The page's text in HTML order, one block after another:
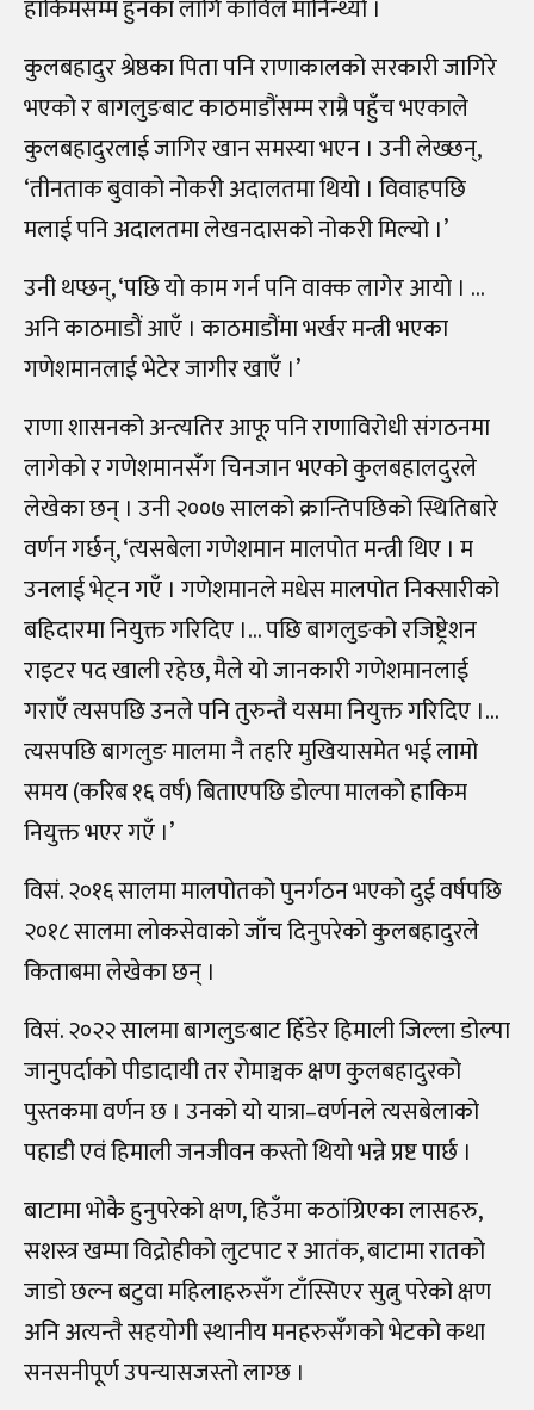
हाकिमसम्म हुनका लागि काविल मानिन्थ्यो ।
कुलबहादुर श्रेष्ठका पिता पनि राणाकालको सरकारी जागिरे
भएको र बागलुङबाट काठमाडौंसम्म राम्रै पहुँच भएकाले
कुलबहादुरलाई जागिर खान समस्या भएन । उनी लेख्छन्,
‘तीनताक बुवाको नोकरी अदालतमा थियो । विवाहपछि
मलाई पनि अदालतमा लेखनदासको नोकरी मिल्यो ।’
उनी थप्छन्, ‘पछि यो काम गर्न पनि वाक्क लागेर आयो । …
अनि काठमाडौं आएँ । काठमाडौंमा भर्खर मन्त्री भएका
गणेशमानलाई भेटेर जागीर खाएँ ।’
राणा शासनको अन्त्यतिर आफू पनि राणाविरोधी संगठनमा
लागेको र गणेशमानसँग चिनजान भएको कुलबहालदुरले
लेखेका छन् । उनी २००७ सालको क्रान्तिपछिको स्थितिबारे
वर्णन गर्छन्, ‘त्यसबेला गणेशमान मालपोत मन्त्री थिए । म
उनलाई भेट्न गएँ । गणेशमानले मधेस मालपोत निक्सारीको
बहिदारमा नियुक्त गरिदिए ।… पछि बागलुङको रजिष्ट्रेशन
राइटर पद खाली रहेछ, मैले यो जानकारी गणेशमानलाई
गराएँ त्यसपछि उनले पनि तुरुन्तै यसमा नियुक्त गरिदिए ।…
त्यसपछि बागलुङ मालमा नै तहरि मुखियासमेत भई लामो
समय (करिब १६ वर्ष) बिताएपछि डोल्पा मालको हाकिम
नियुक्त भएर गएँ ।’
विसं. २०१६ सालमा मालपोतको पुनर्गठन भएको दुई वर्षपछि
२०१८ सालमा लोकसेवाको जाँच दिनुपरेको कुलबहादुरले
किताबमा लेखेका छन् ।
विसं. २०२२ सालमा बागलुङबाट हिँडेर हिमाली जिल्ला डोल्पा
जानुपर्दाको पीडादायी तर रोमाञ्चक क्षण कुलबहादुरको
पुस्तकमा वर्णन छ । उनको यो यात्रा–वर्णनले त्यसबेलाको
पहाडी एवं हिमाली जनजीवन कस्तो थियो भन्ने प्रष्ट पार्छ ।
बाटामा भोकै हुनुपरेको क्षण, हिउँमा कठांग्रिएका लासहरु,
सशस्त्र खम्पा विद्रोहीको लुटपाट र आतंक, बाटामा रातको
जाडो छल्न बटुवा महिलाहरुसँग टाँस्सिएर सुत्नु परेको क्षण
अनि अत्यन्तै सहयोगी स्थानीय मनहरुसँगको भेटको कथा
सनसनीपूर्ण उपन्यासजस्तो लाग्छ ।